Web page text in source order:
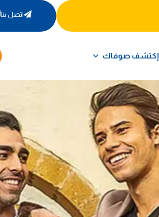
اتصل بنا
إكتشف صوفاك